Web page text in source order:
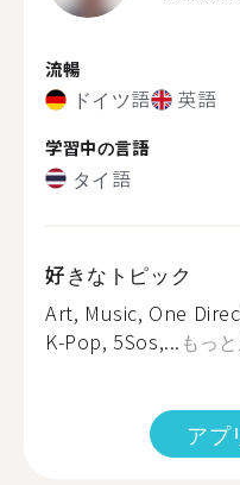
流暢
ドイツ語 英語
学習中の言語
タイ語
好きなトピック
Art, Music, One
K-Pop, 5Sos,... もっ
アプ